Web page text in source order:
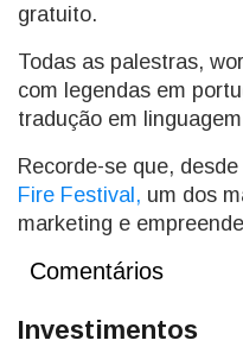
gratuito.
Todas as palestras,
com legendas em
tradução em
Recorde-se que,
Fire Festival, um dos
marketing e
Comentários
Investimentos